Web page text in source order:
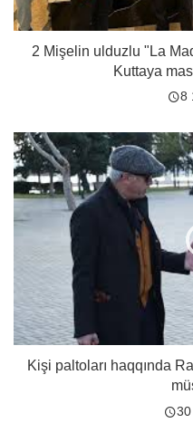
2 Mişelin ulduzlu "La
Kuttaya
8
Kişi paltoları haqqında